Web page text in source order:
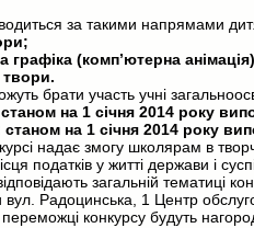
за такими напрямами
графіка (комп’ютерна
твори.
брати участь учні
станом на 1 січня 2014 року
станом на 1 січня 2014 року
надає змогу школярам в
податків у житті держави і
загальній тематиці
Радоцинська, 1 Центр
конкурсу будуть